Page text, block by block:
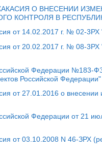
О ВНЕСЕНИИ
КОНТРОЛЯ В
от 14.02.2017 г. № 02-
от 20.02.2017 г. № 08-
Федерации №183-
Российской Федерации"
от 27.01.2016 о
Федерации от 21
от 03.10.2008 N 46-ЗРХ